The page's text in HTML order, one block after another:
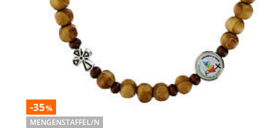
-35%
MENGENSTAFFEL/N